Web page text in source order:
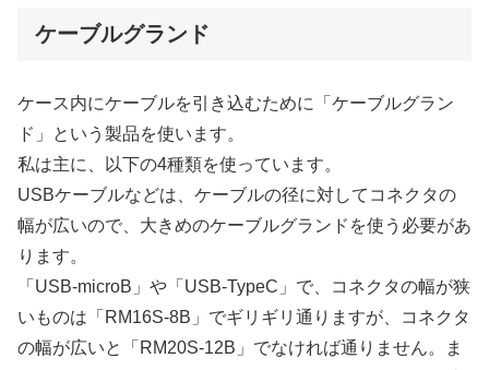
ケーブルグランド
ケース内にケーブルを引き込むために「ケーブルグラン
ド」という製品を使います。
私は主に、以下の4種類を使っています。
USBケーブルなどは、ケーブルの径に対してコネクタの
幅が広いので、大きめのケーブルグランドを使う必要があ
ります。
「USB-microB」や「USB-TypeC」で、コネクタの幅が狭
いものは「RM16S-8B」でギリギリ通りますが、コネクタ
の幅が広いと「RM20S-12B」でなければ通りません。ま